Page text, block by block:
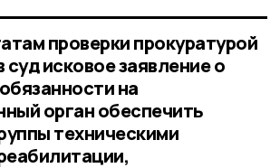
проверки прокуратурой
суд исковое заявление о
на
орган обеспечить
техническими